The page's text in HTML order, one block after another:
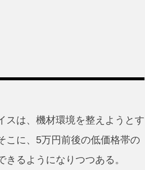
スは、機材環境を整えようとす
こに、5万円前後の低価格帯の
るようになりつつある。